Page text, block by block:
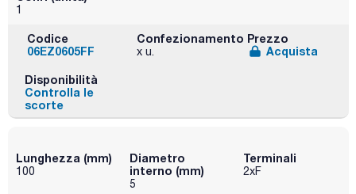
1
Codice
06EZ0605FF
Confezionamento
x u.
Prezzo
Acquista
Disponibilità
Controlla le
scorte
Lunghezza (mm)
100
Diametro
interno (mm)
5
Terminali
2xF